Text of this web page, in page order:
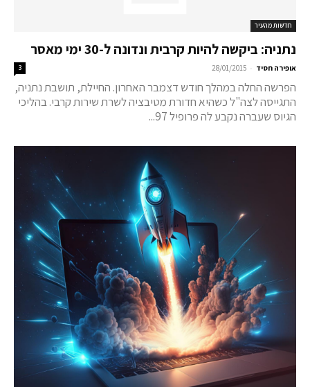
חדשות מהעיר
נתניה: ביקשה להיות קרבית ונדונה ל-30 ימי מאסר
אופירה חסיד -
28/01/2015
3
הפרשה החלה במהלך חודש דצמבר האחרון. החיילת, תושבת נתניה,
התגייסה לצה"ל כשהיא חדורת מטיבציה לשרת שירות קרבי. בהליכי
הגיוס שעברה נקבע לה פרופיל 97...